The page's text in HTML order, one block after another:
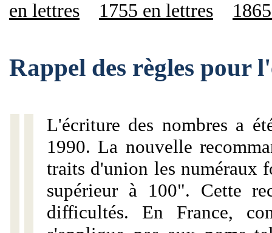
en lettres
1755 en lettres
Rappel des règles pour
L'écriture des nombres a
1990. La nouvelle
traits d'union les numéraux
supérieur à 100". Cette
difficultés. En France,